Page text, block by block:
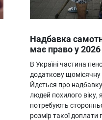
Надбавка
має право у 2026
В Україні частина
додаткову щомісячну
Йдеться про
людей похилого віку,
потребують
розмір такої доплати